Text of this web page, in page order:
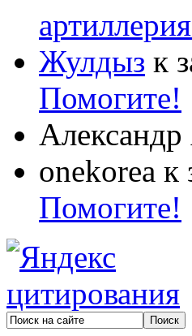
Жулдыз к
Помогите!
onekorea к
Помогите!